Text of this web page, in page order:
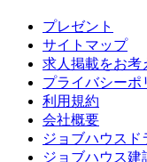
プレゼント
サイトマップ
求人掲載をお考
プライバシーポ
利用規約
会社概要
ジョブハウス
ジョブハウス建